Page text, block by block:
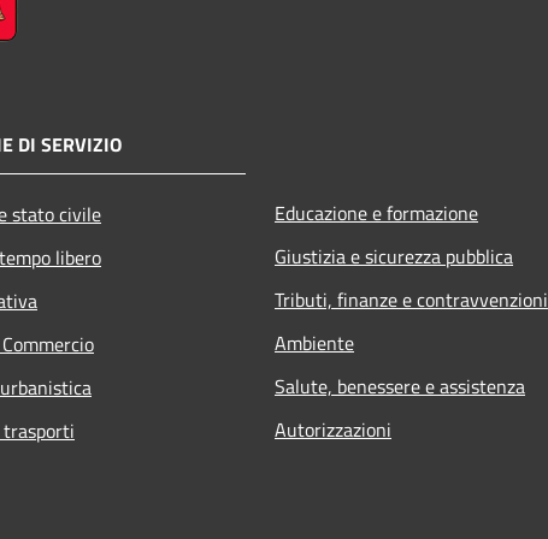
DI SERVIZIO
stato civile
libero
Educazione e formazione
Giustizia e sicurezza pubblica
Tributi, finanze e contravvenzioni
Ambiente
Salute, benessere e assistenza
Autorizzazioni